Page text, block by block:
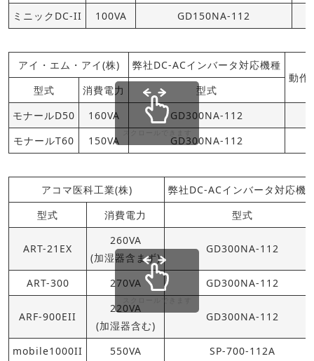
ミニックDC-II
100VA GD150NA-112
アイ・エム・アイ(株)
弊社DC-ACインバータ対応機種
動作
型式
消費電力
型式
モナールD50
160VA
GD300NA-112
モナールT60
150VA GD300NA-112
アコマ医科工業(株)
弊社DC-ACインバータ対応機
型式
消費電力 型式
ART-21EX
260VA
(加湿器含まず)
GD300NA-112
ART-300 270VA GD300NA-112
ARF-900EII
220VA
(加湿器含む)
GD300NA-112
mobile1000II 550VA SP-700-112A